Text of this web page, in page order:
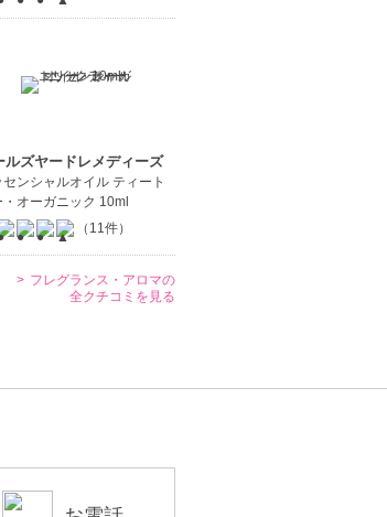
ルズヤードレメディーズ
センシャルオイル ティート
・オーガニック 10ml
（11件）
フレグランス・アロマの
全クチコミを見る